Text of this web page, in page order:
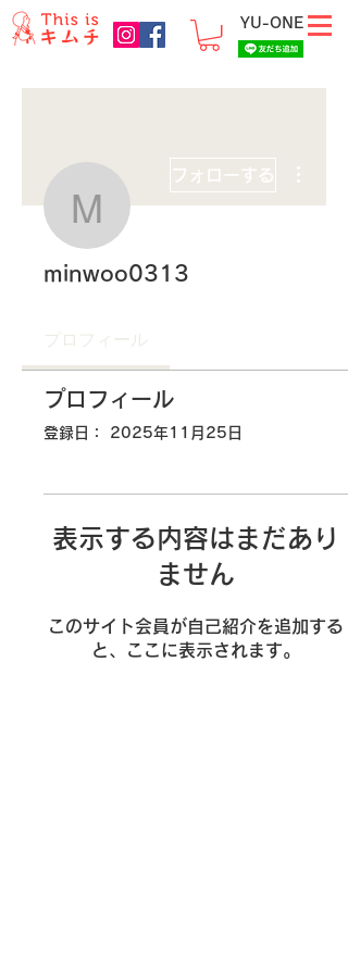
YU-ONE
minwoo0313
フォローする
minwoo0313
プロフィール
プロフィール
登録日： 2025年11月25日
表示する内容はまだあり
ません
このサイト会員が自己紹介を追加する
と、ここに表示されます。